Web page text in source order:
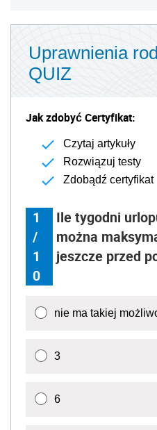
Uprawnienia
QUIZ
Jak zdobyć Certyfikat:
Czytaj artykuły
Rozwiązuj testy
Zdobądź certyfikat
1
/
1
0
Ile tygodni
można
jeszcze przed
nie ma takiej
3
6